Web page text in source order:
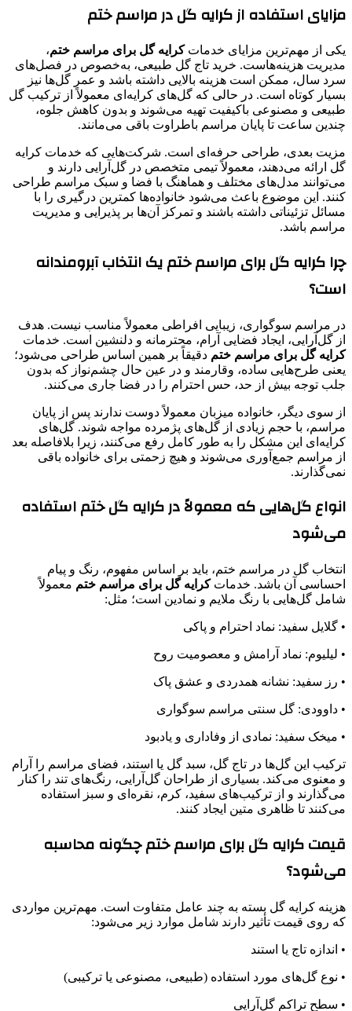
مزایای استفاده از کرایه گل در مراسم ختم
یکی از مهم‌ترین مزایای خدماتکرایه گل برای مراسم ختم،
مدیریت هزینه‌هاست. خرید تاج گل طبیعی، به‌خصوص در فصل‌های
سرد سال، ممکن است هزینه بالایی داشته باشد و عمر گل‌ها نیز
بسیار کوتاه است. در حالی که گل‌های کرایه‌ای معمولاً از ترکیب گل
طبیعی و مصنوعی باکیفیت تهیه می‌شوند و بدون کاهش جلوه،
چندین ساعت تا پایان مراسم باطراوت باقی می‌مانند.
مزیت بعدی، طراحی حرفه‌ای است. شرکت‌هایی که خدمات کرایه
گل ارائه می‌دهند، معمولاً تیمی متخصص در گل‌آرایی دارند و
می‌توانند مدل‌های مختلف و هماهنگ با فضا و سبک مراسم طراحی
کنند. این موضوع باعث می‌شود خانواده‌ها کمترین درگیری را با
مسائل تزئیناتی داشته باشند و تمرکز آن‌ها بر پذیرایی و مدیریت
مراسم باشد.
چرا کرایه گل برای مراسم ختم یک انتخاب آبرومندانه
است؟
در مراسم سوگواری، زیبایی افراطی معمولاً مناسب نیست. هدف
از گل‌آرایی، ایجاد فضایی آرام، محترمانه و دلنشین است. خدمات
کرایه گل برای مراسم ختم دقیقاً بر همین اساس طراحی می‌شود؛
یعنی طرح‌هایی ساده، وقارمند و در عین حال چشم‌نواز که بدون
جلب توجه بیش از حد، حس احترام را در فضا جاری می‌کنند.
از سوی دیگر، خانواده میزبان معمولاً دوست ندارند پس از پایان
مراسم، با حجم زیادی از گل‌های پژمرده مواجه شوند. گل‌های
کرایه‌ای این مشکل را به طور کامل رفع می‌کنند، زیرا بلافاصله بعد
از مراسم جمع‌آوری می‌شوند و هیچ زحمتی برای خانواده باقی
نمی‌گذارند.
انواع گل‌هایی که معمولاً در کرایه گل ختم استفاده
می‌شود
انتخاب گل در مراسم ختم، باید بر اساس مفهوم، رنگ و پیام
احساسی آن باشد. خدماتکرایه گل برای مراسم ختم معمولاً
شامل گل‌هایی با رنگ ملایم و نمادین است؛ مثل:
• گلایل سفید: نماد احترام و پاکی
• لیلیوم: نماد آرامش و معصومیت روح
• رز سفید: نشانه همدردی و عشق پاک
• داوودی: گل سنتی مراسم سوگواری
• میخک سفید: نمادی از وفاداری و یادبود
ترکیب این گل‌ها در تاج گل، سبد گل یا استند، فضای مراسم را آرام
و معنوی می‌کند. بسیاری از طراحان گل‌آرایی، رنگ‌های تند را کنار
می‌گذارند و از ترکیب‌های سفید، کرم، نقره‌ای و سبز استفاده
می‌کنند تا ظاهری متین ایجاد کنند.
قیمت کرایه گل برای مراسم ختم چگونه محاسبه
می‌شود؟
هزینه کرایه گل بسته به چند عامل متفاوت است. مهم‌ترین مواردی
که روی قیمت تأثیر دارند شامل موارد زیر می‌شود:
• اندازه تاج یا استند
• نوع گل‌های مورد استفاده (طبیعی، مصنوعی یا ترکیبی)
• سطح تراکم گل‌آرایی